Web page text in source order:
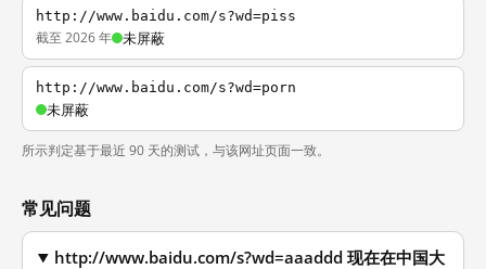
http://www.baidu.com/s?wd=piss
截至 2026 年 未屏蔽
http://www.baidu.com/s?wd=porn
未屏蔽
所示判定基于最近 90 天的测试，与该网址页面一致。
常见问题
http://www.baidu.com/s?wd=aaaddd 现在在中国大